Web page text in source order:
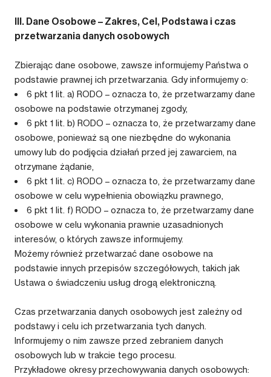
III. Dane Osobowe – Zakres, Cel, Podstawa i czas
przetwarzania danych osobowych
Zbierając dane osobowe, zawsze informujemy Państwa o
podstawie prawnej ich przetwarzania. Gdy informujemy o:
6 pkt 1 lit. a) RODO – oznacza to, że przetwarzamy dane
osobowe na podstawie otrzymanej zgody,
6 pkt 1 lit. b) RODO – oznacza to, że przetwarzamy dane
osobowe, ponieważ są one niezbędne do wykonania
umowy lub do podjęcia działań przed jej zawarciem, na
otrzymane żądanie,
6 pkt 1 lit. c) RODO – oznacza to, że przetwarzamy dane
osobowe w celu wypełnienia obowiązku prawnego,
6 pkt 1 lit. f) RODO – oznacza to, że przetwarzamy dane
osobowe w celu wykonania prawnie uzasadnionych
interesów, o których zawsze informujemy.
Możemy również przetwarzać dane osobowe na
podstawie innych przepisów szczegółowych, takich jak
Ustawa o świadczeniu usług drogą elektroniczną.
Czas przetwarzania danych osobowych jest zależny od
podstawy i celu ich przetwarzania tych danych.
Informujemy o nim zawsze przed zebraniem danych
osobowych lub w trakcie tego procesu.
Przykładowe okresy przechowywania danych osobowych: